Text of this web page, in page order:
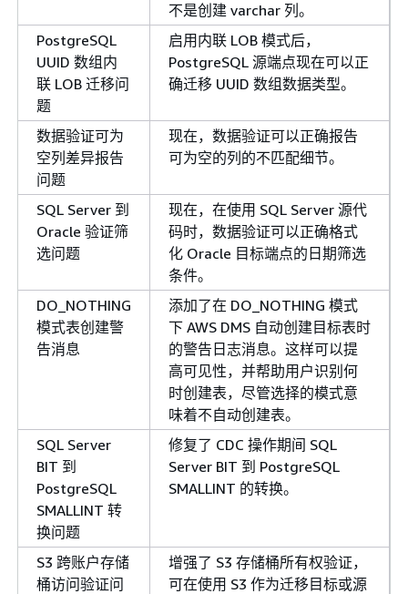
不是创建 varchar 列。
PostgreSQL
UUID 数组内
联 LOB 迁移问
题
启用内联 LOB 模式后，
PostgreSQL 源端点现在可以正
确迁移 UUID 数组数据类型。
数据验证可为
空列差异报告
问题
现在，数据验证可以正确报告
可为空的列的不匹配细节。
SQL Server 到
Oracle 验证筛
选问题
现在，在使用 SQL Server 源代
码时，数据验证可以正确格式
化 Oracle 目标端点的日期筛选
条件。
DO_NOTHING
模式表创建警
告消息
添加了在 DO_NOTHING 模式
下 AWS DMS 自动创建目标表时
的警告日志消息。这样可以提
高可见性，并帮助用户识别何
时创建表，尽管选择的模式意
味着不自动创建表。
SQL Server
BIT 到
PostgreSQL
SMALLINT 转
换问题
修复了 CDC 操作期间 SQL
Server BIT 到 PostgreSQL
SMALLINT 的转换。
S3 跨账户存储
桶访问验证问
增强了 S3 存储桶所有权验证，
可在使用 S3 作为迁移目标或源